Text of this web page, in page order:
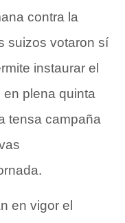
contra la
suizos votaron sí
instaurar el
en plena quinta
tensa campaña
en vigor el